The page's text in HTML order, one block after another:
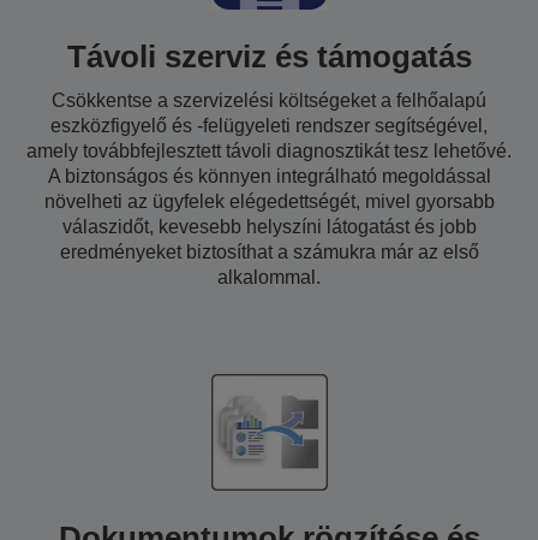
Távoli szerviz és támogatás
Csökkentse a szervizelési költségeket a felhőalapú
eszközfigyelő és -felügyeleti rendszer segítségével,
amely továbbfejlesztett távoli diagnosztikát tesz lehetővé.
A biztonságos és könnyen integrálható megoldással
növelheti az ügyfelek elégedettségét, mivel gyorsabb
válaszidőt, kevesebb helyszíni látogatást és jobb
eredményeket biztosíthat a számukra már az első
alkalommal.